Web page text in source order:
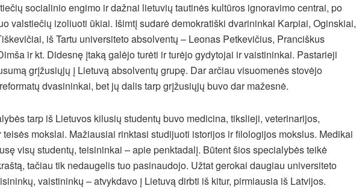
socialinio engimo ir dažnai lietuvių tautinės kultūros ignoravimo centrai, po
valstiečių izoliuoti ūkiai. Išimtį sudarė demokratiški dvarininkai Karpiai, Oginskiai,
iš Tartu universiteto absolventų – Leonas Petkevičius, Pranciškus
ir kt. Didesnę įtaką galėjo turėti ir turėjo gydytojai ir vaistininkai. Pastarieji
grįžusiųjų į Lietuvą absolventų grupę. Dar arčiau visuomenės stovėjo
dvasininkai, bet jų dalis tarp grįžusiųjų buvo dar mažesnė.
tarp iš Lietuvos kilusių studentų buvo medicina, tikslieji, veterinarijos,
mokslai. Mažiausiai rinktasi studijuoti istorijos ir filologijos mokslus. Medikai
visų studentų, teisininkai – apie penktadalį. Būtent šios specialybės teikė
tačiau tik nedaugelis tuo pasinaudojo. Užtat gerokai daugiau universiteto
vaistininkų – atvykdavo į Lietuvą dirbti iš kitur, pirmiausia iš Latvijos.